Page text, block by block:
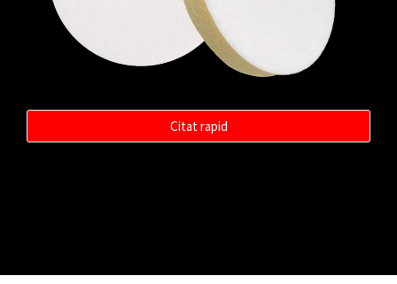
Citat rapid